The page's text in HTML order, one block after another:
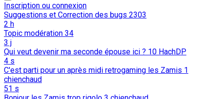
Inscription ou connexion
Suggestions et Correction des bugs 2303
2 h
Topic modération 34
3 j
Qui veut devenir ma seconde épouse ici ? 10 HachDP
4 s
C'est parti pour un après midi retrogaming les Zamis 1
chienchaud
51 s